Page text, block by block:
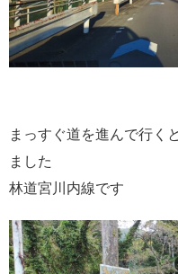
まっすぐ道を進んで行く
ました
林道宮川内線です